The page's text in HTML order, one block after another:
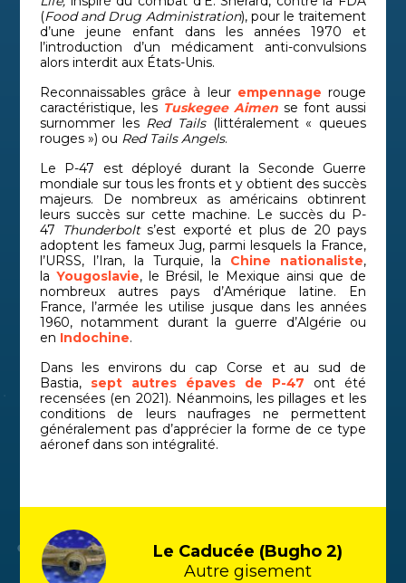
(Food and Drug Administration), pour le traitement
d’une jeune enfant dans les années 1970 et
l’introduction d’un médicament anti-convulsions
alors interdit aux États-Unis.
Reconnaissables grâce à leur empennagerouge
caractéristique, les Tuskegee Aimen se font aussi
surnommer les Red Tails(littéralement « queues
rouges ») ou Red Tails Angels.
Le P-47 est déployé durant la Seconde Guerre
mondiale sur tous les fronts et y obtient des succès
majeurs. De nombreux as américains obtinrent
leurs succès sur cette machine. Le succès du P-
47
Thunderbolt s’est exporté et plus de 20 pays
adoptent les fameux Jug, parmi lesquels la France,
l’URSS, l’Iran, la Turquie, la Chine nationaliste,
la Yougoslavie, le Brésil, le Mexique ainsi que de
nombreux autres pays d’Amérique latine. En
France, l’armée les utilise jusque dans les années
1960, notamment durant la guerre d’Algérie ou
en Indochine.
Dans les environs du cap Corse et au sud de
Bastia, sept autres épaves de P-47 ont été
recensées (en 2021). Néanmoins, les pillages et les
conditions de leurs naufrages ne permettent
généralement pas d’apprécier la forme de ce type
aéronef dans son intégralité.
Le Caducée (Bugho 2)
Autre gisement